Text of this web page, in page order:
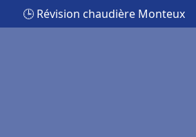
🕒 Révision chaudière Monteux